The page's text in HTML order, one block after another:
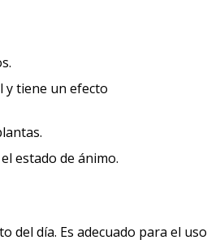
y tiene un efecto
estado de ánimo.
del día. Es adecuado para el uso